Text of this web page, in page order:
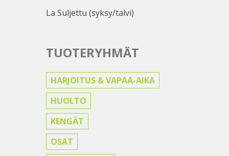
La Suljettu (syksy/talvi)
TUOTERYHMÄT
HARJOITUS & VAPAA-AIKA
HUOLTO
KENGÄT
OSAT